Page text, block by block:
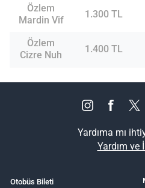
Özlem
Mardin Vif
1.300 TL
Özlem
Cizre Nuh
1.400 TL
Yardıma mı
Yardım ve
Otobüs Bileti